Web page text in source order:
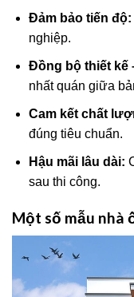
Đảm bảo tiến độ:
nghiệp.
Đồng bộ thiết kế
nhất quán giữa
Cam kết chất
đúng tiêu chuẩn.
Hậu mãi lâu dài:
sau thi công.
Một số mẫu nhà